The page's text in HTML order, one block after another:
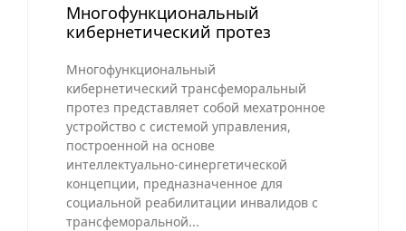
Многофункциональный
кибернетический протез
Многофункциональный
кибернетический трансфеморальный
протез представляет собой мехатронное
устройство с системой управления,
построенной на основе
интеллектуально-синергетической
концепции, предназначенное для
социальной реабилитации инвалидов с
трансфеморальной...